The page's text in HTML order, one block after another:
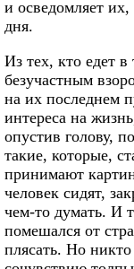
и осведомляет их,
дня.
Из тех, кто едет в
безучастным
на их последнем
интереса на
опустив голову,
такие, которые,
принимают
человек сидят,
чем-то думать. И
помешался от
плясать. Но